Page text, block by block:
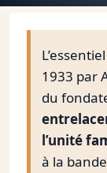
1933 par
du
l’unité
à la